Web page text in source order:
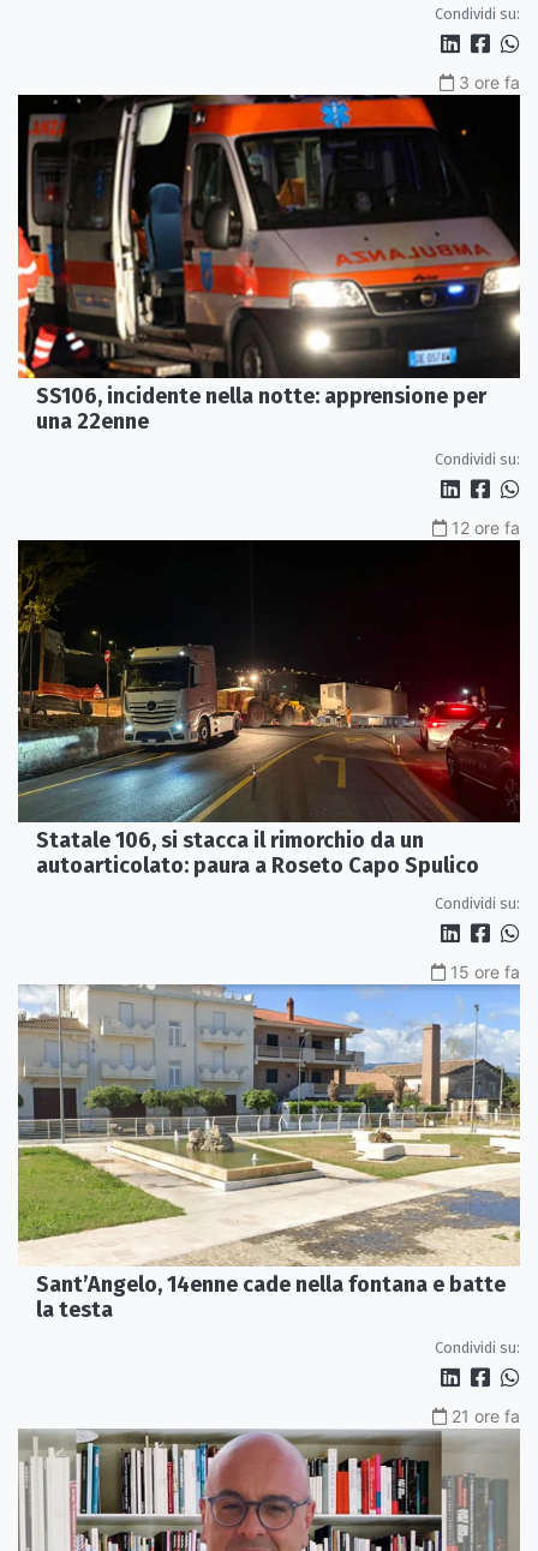
Condividi su:
3 ore fa
SS106, incidente nella notte: apprensione per
una 22enne
Condividi su:
12 ore fa
Statale 106, si stacca il rimorchio da un
autoarticolato: paura a Roseto Capo Spulico
Condividi su:
15 ore fa
Sant’Angelo, 14enne cade nella fontana e batte
la testa
Condividi su:
21 ore fa